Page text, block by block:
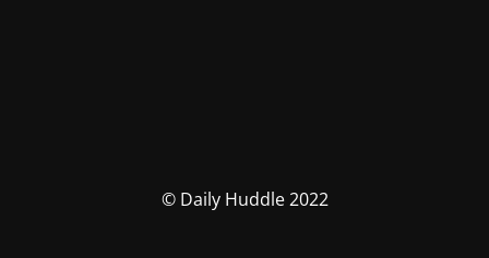
© Daily Huddle 2022